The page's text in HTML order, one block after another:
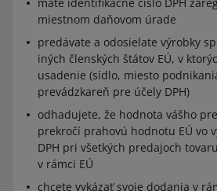
miestnom daňovom úrade
predávate a odosielate výrobky
iných členských štátov EÚ, v
usadenie (sídlo, miesto
prevádzkareň pre účely DPH)
odhadujete, že hodnota vášho
prekročí prahovú hodnotu EÚ vo
DPH pri všetkých predajoch
v rámci EÚ
chcete vykázať svoje dodania v